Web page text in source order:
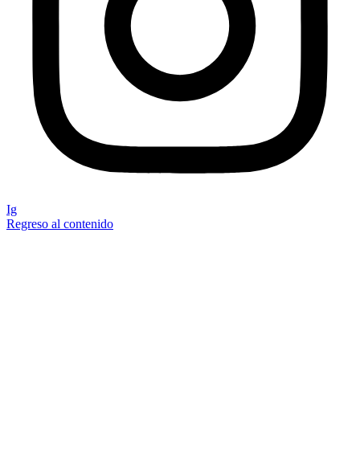
Ig
Regreso al contenido